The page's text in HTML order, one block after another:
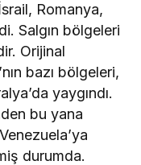
Romanya,
Salgın bölgeleri
Orijinal
bazı bölgeleri,
yaygındı.
bu yana
durumda.